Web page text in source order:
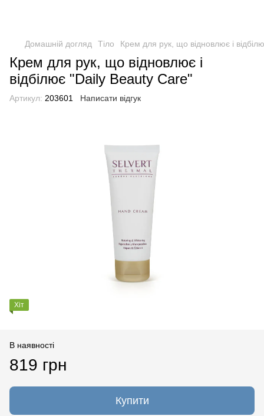
Домашній догляд Тіло Крем для рук, що відновлює і
Крем для рук, що відновлює і
відбілює "Daily Beauty Care"
Артикул: 203601 Написати відгук
Хіт
В наявності
819 грн
Купити